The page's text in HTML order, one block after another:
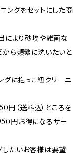
ングをセットにした商
により砂埃や雑菌な
から頻繁に洗いたいと
グに抱っこ紐クリーニ
円（送料込）ところを
円お得になるサー
したいお客様は要望